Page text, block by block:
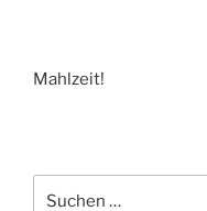
Mahlzeit!